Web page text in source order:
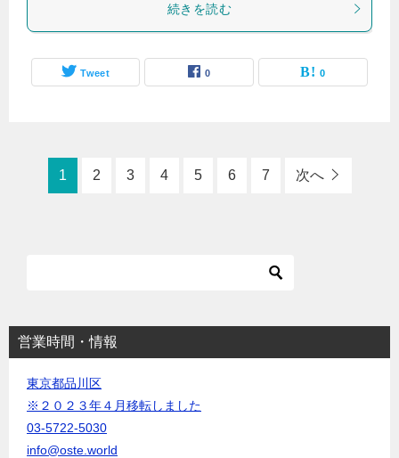
続きを読む
Tweet 0 0
1 2 3 4 5 6 7 次へ
営業時間・情報
東京都品川区
※２０２３年４月移転しました
03-5722-5030
info@oste.world